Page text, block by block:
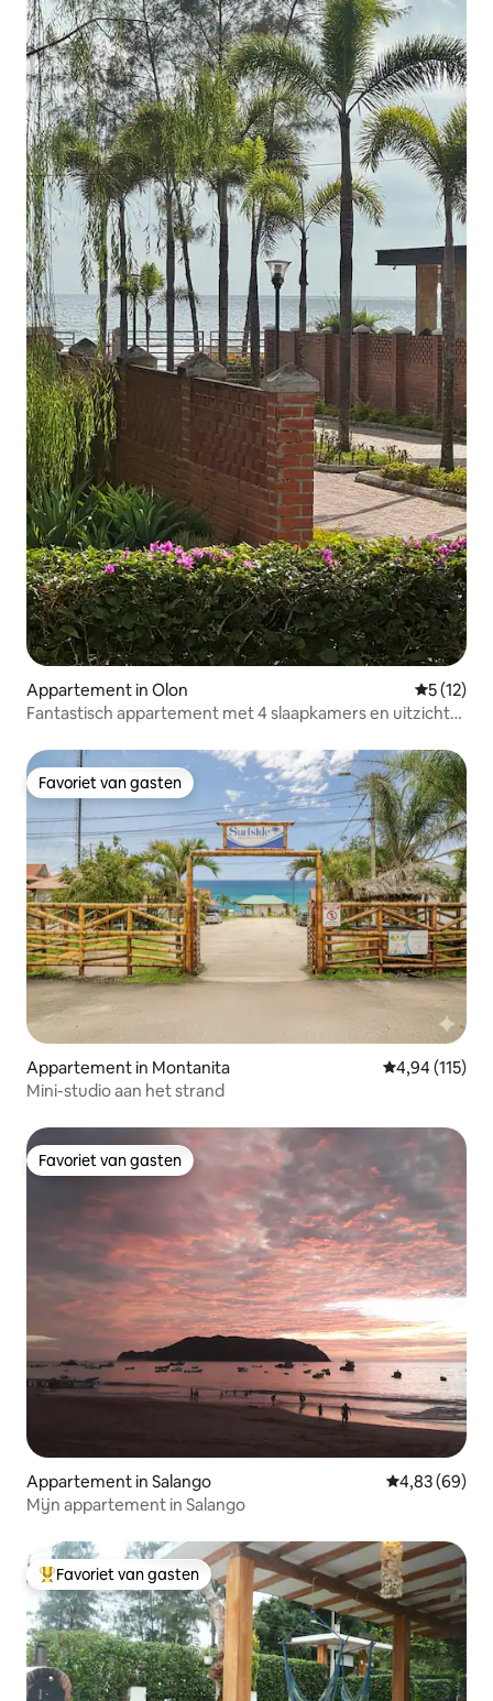
Appartement in Olon
5 (12)
Fantastisch appartement met 4 slaapkamers en uitzicht
Favoriet van gasten
Favoriet van gasten
Appartement in Montanita Gemiddelde
4,94 (115)
Mini-studio aan het strand
Favoriet van gasten
Favoriet van gasten
Appartement in Salango Gemiddelde
4,83 (69)
Mijn appartement in Salango
Topfavoriet van gasten
Favoriet van gasten